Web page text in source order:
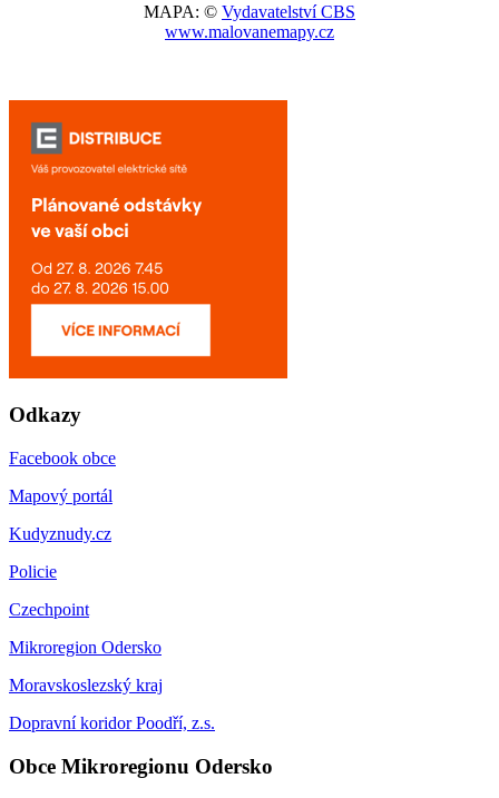
MAPA: © Vydavatelství CBS
www.malovanemapy.cz
Odkazy
Facebook obce
Mapový portál
Kudyznudy.cz
Policie
Czechpoint
Mikroregion Odersko
Moravskoslezský kraj
Dopravní koridor Poodří, z.s.
Obce Mikroregionu Odersko